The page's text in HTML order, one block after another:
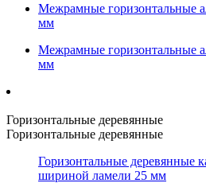
Межрамные горизонтальные
мм
Межрамные горизонтальные
мм
Горизонтальные деревянные
Горизонтальные деревянные
Горизонтальные деревянные
шириной ламели 25 мм